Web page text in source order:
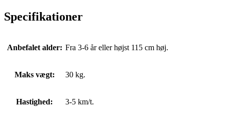
Specifikationer
Anbefalet alder: Fra 3-6 år eller højst 115 cm høj.
Maks vægt: 30 kg.
Hastighed: 3-5 km/t.